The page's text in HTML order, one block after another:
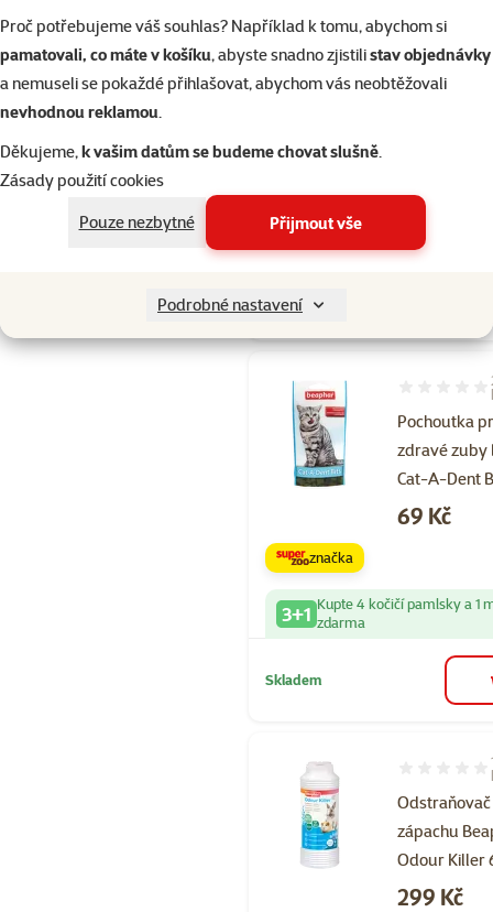
Proč potřebujeme váš souhlas? Například k tomu, abychom si
pamatovali, co máte v košíku, abyste snadno zjistilistav objednávky
a nemuseli se pokaždé přihlašovat, abychom vás neobtěžovali
nevhodnou reklamou.
Děkujeme,k vašim datům se budeme chovat slušně.
Zásady použití cookies
Pouze nezbytné
Přijmout vše
Podrobné nastavení
Pasta
Hodnocení
family
značka
Skladem
Pochoutka
zdravé zuby
Cat-A-Dent
Hodnocení
Cena
69 Kč
značka
3+1 Kupte 4 kočičí pamlsky a 1
zdarma
Skladem
Odstraňovač
zápachu
Odour Killer
Hodnocení
Cena
299 Kč